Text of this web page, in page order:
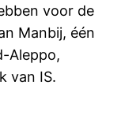
voor de
Manbij, één
Aleppo,
van IS.